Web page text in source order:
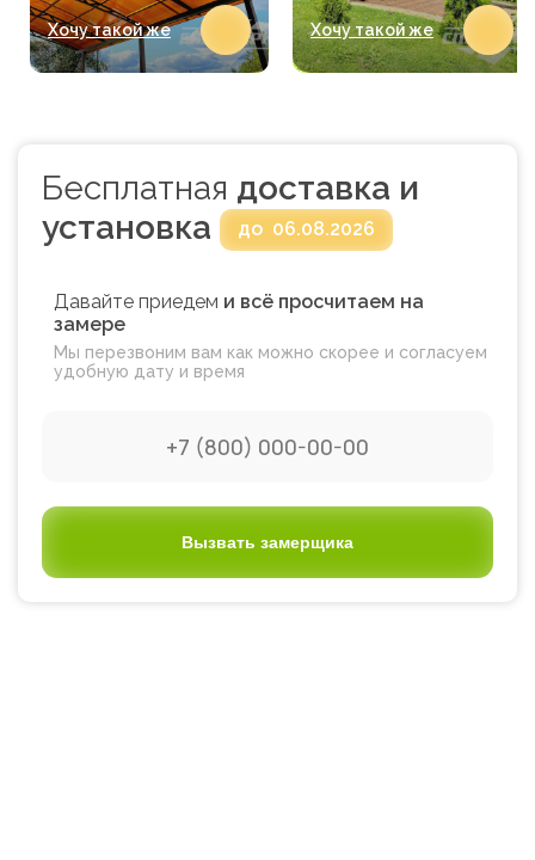
Хочу такой же Хочу такой же
Бесплатная доставка и
установка
до 06.08.2026
Давайте приедем и всё просчитаем на
замере
Мы перезвоним вам как можно скорее и согласуем
удобную дату и время
Вызвать замерщика